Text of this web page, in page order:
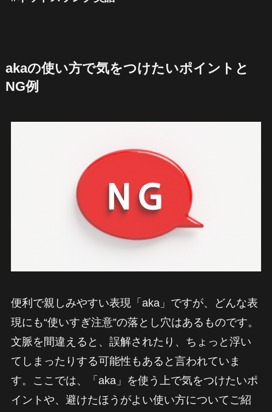
akaの使い方で気をつけたいポイントと
NG例
便利で親しみやすい表現「aka」ですが、どんな表
現にも“使いすぎ注意”の落とし穴はあるものです。
文脈を間違えると、誤解されたり、ちょっと浮い
てしまったりする可能性もあると言われていま
す。ここでは、「aka」を使う上で気をつけたいポ
イントや、避けたほうがよい使い方についてご紹